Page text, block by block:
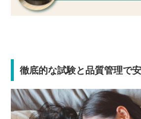
徹底的な試験と品質管理で